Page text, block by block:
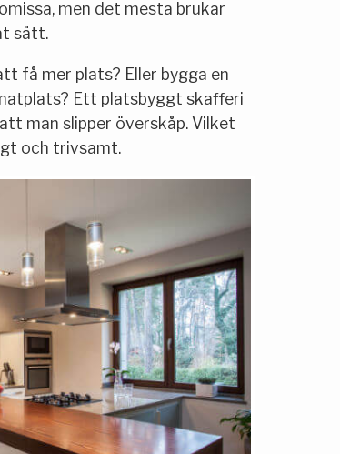
men det mesta brukar
sätt.
få mer plats? Eller bygga en
Ett platsbyggt skafferi
man slipper överskåp. Vilket
och trivsamt.